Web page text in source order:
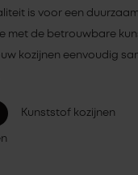
is voor een
met de betrouwbare
kozijnen eenvoudig
Kunststof kozijnen